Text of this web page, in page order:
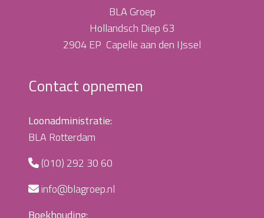
BLA Groep
Hollandsch Diep 63
2904 EP Capelle aan den IJssel
Contact opnemen
Loonadministratie:
BLA Rotterdam
(010) 292 30 60
info@blagroep.nl
Boekhouding: